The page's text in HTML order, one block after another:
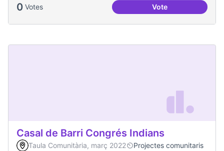
0 Votes VoteArtenea
Casal de Barri Congrés Indians
Taula Comunitària, març 2022
Projectes comunitaris